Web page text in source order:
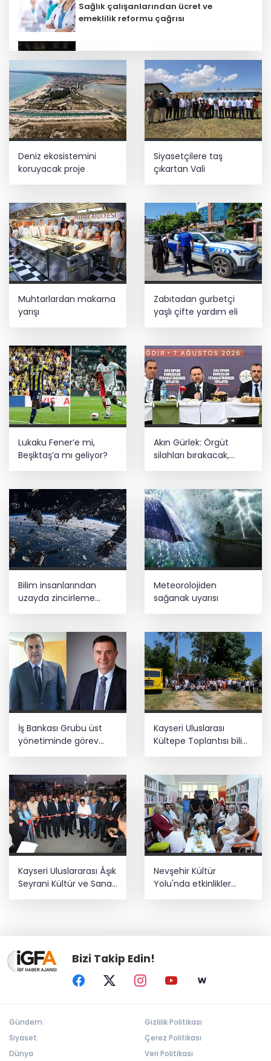
Sağlık çalışanlarından ücret ve
emeklilik reformu çağrısı
Depremde hasar görmüştü... Malatya
Arkeoloji Müzesi yenilendi
Kütahya Belediyesi personeline yapay
zeka eğitimi
HAYAT 112 Acil 800 bin indirmeyi aştı
komisyondan geçti
Gebzeli sporcu Akdeniz Oyunları'nda
Türkiye'yi temsil edecek
Deniz ekosistemini
koruyacak proje
Siyasetçilere taş
çıkartan Vali
Muhtarlardan makarna
yarışı
Zabıtadan gurbetçi
yaşlı çifte yardım eli
Lukaku Fener’e mi,
Beşiktaş’a mı geliyor?
Akın Gürlek: Örgüt
silahları bırakacak,
Bilim insanlarından
uzayda zincirleme
Meteorolojiden
sağanak uyarısı
İş Bankası Grubu üst
yönetiminde görev
değişimi
Kayseri Uluslarası
Kültepe Toplantısı bilim
insanlarını buluşturdu
Kayseri Uluslararası Âşık
Seyrani Kültür ve Sanat
Festivali büyüledi
Nevşehir Kültür
Yolu'nda etkinlikler
peşpeşe yapıldı
Bizi Takip Edin!
Gündem
Siyaset
Dünya
Gizlilik Politikası
Çerez Politikası
Veri Politikası